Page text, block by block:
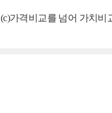
(c)가격비교를 넘어 가치비